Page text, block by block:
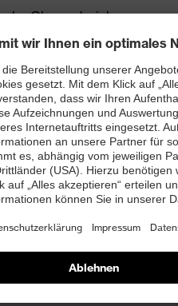
Obermaterial
(Art. Nr.: 86937-9)
i-PUREnrj Zwischensohle